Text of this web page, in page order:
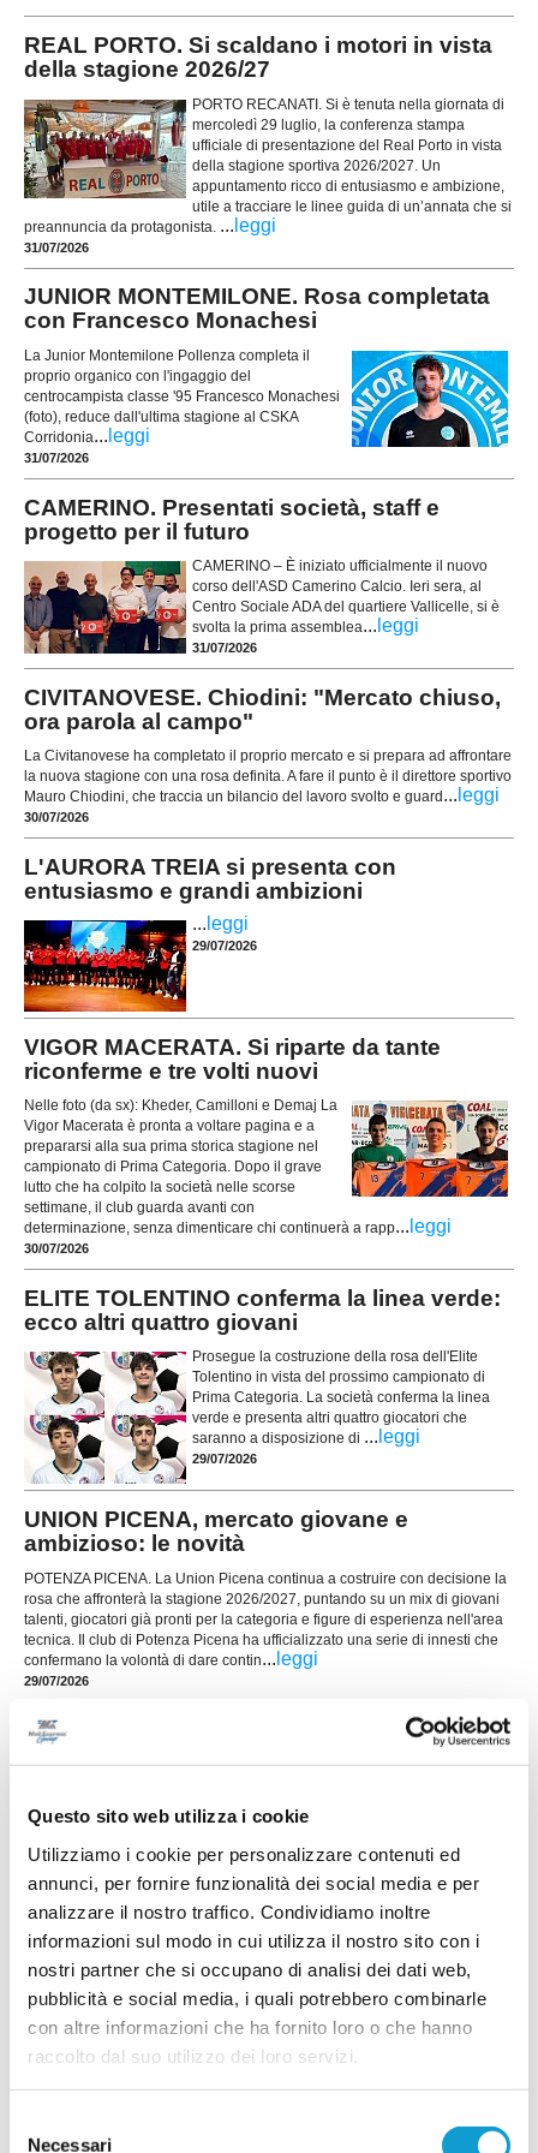
Questo sito web utilizza i cookie
Utilizziamo i cookie per personalizzare contenuti ed
annunci, per fornire funzionalità dei social media e per
analizzare il nostro traffico. Condividiamo inoltre
informazioni sul modo in cui utilizza il nostro sito con i
nostri partner che si occupano di analisi dei dati web,
pubblicità e social media, i quali potrebbero combinarle
con altre informazioni che ha fornito loro o che hanno
raccolto dal suo utilizzo dei loro servizi.
Necessari
REAL PORTO. Si scaldano i motori in vista
della stagione 2026/27
PORTO RECANATI. Si è tenuta nella giornata di
mercoledì 29 luglio, la conferenza stampa
ufficiale di presentazione del Real Porto in vista
della stagione sportiva 2026/2027. Un
appuntamento ricco di entusiasmo e ambizione,
utile a tracciare le linee guida di un’annata che si
preannuncia da protagonista. ... leggi
31/07/2026
JUNIOR MONTEMILONE. Rosa completata
con Francesco Monachesi
La Junior Montemilone Pollenza completa il
proprio organico con l'ingaggio del
centrocampista classe '95 Francesco Monachesi
(foto), reduce dall'ultima stagione al CSKA
Corridonia... leggi
31/07/2026
CAMERINO. Presentati società, staff e
progetto per il futuro
CAMERINO – È iniziato ufficialmente il nuovo
corso dell'ASD Camerino Calcio. Ieri sera, al
Centro Sociale ADA del quartiere Vallicelle, si è
svolta la prima assemblea... leggi
31/07/2026
CIVITANOVESE. Chiodini: "Mercato chiuso,
ora parola al campo"
La Civitanovese ha completato il proprio mercato e si prepara ad affrontare
la nuova stagione con una rosa definita. A fare il punto è il direttore sportivo
Mauro Chiodini, che traccia un bilancio del lavoro svolto e guard ... leggi
30/07/2026
L'AURORA TREIA si presenta con
entusiasmo e grandi ambizioni
... leggi
29/07/2026
VIGOR MACERATA. Si riparte da tante
riconferme e tre volti nuovi
Nelle foto (da sx): Kheder, Camilloni e Demaj La
Vigor Macerata è pronta a voltare pagina e a
prepararsi alla sua prima storica stagione nel
campionato di Prima Categoria. Dopo il grave
lutto che ha colpito la società nelle scorse
settimane, il club guarda avanti con
determinazione, senza dimenticare chi continuerà a rapp... leggi
30/07/2026
ELITE TOLENTINO conferma la linea verde:
ecco altri quattro giovani
Prosegue la costruzione della rosa dell'Elite
Tolentino in vista del prossimo campionato di
Prima Categoria. La società conferma la linea
verde e presenta altri quattro giocatori che
saranno a disposizione di ... leggi
29/07/2026
UNION PICENA, mercato giovane e
ambizioso: le novità
POTENZA PICENA. La Union Picena continua a costruire con decisione la
rosa che affronterà la stagione 2026/2027, puntando su un mix di giovani
talenti, giocatori già pronti per la categoria e figure di esperienza nell'area
tecnica. Il club di Potenza Picena ha ufficializzato una serie di innesti che
confermano la volontà di dare contin... leggi
29/07/2026
LORESE. Prende forma la nuova squadra di
28/07/2026
RICCI: "Mercato importante, ora dobbiamo
diventare una squadra"
...leggi
28/07/2026